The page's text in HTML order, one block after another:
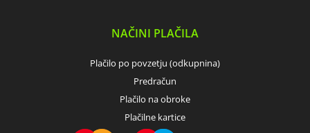
NAČINI PLAČILA
Plačilo po povzetju (odkupnina)
Predračun
Plačilo na obroke
Plačilne kartice